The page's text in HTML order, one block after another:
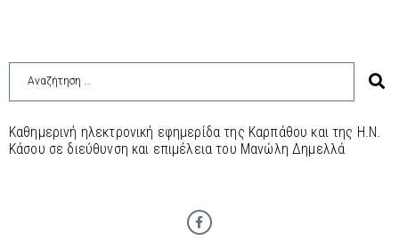
Καθημερινή ηλεκτρονική εφημερίδα της Καρπάθου και της Η.Ν.
Κάσου σε διεύθυνση και επιμέλεια του Μανώλη Δημελλά